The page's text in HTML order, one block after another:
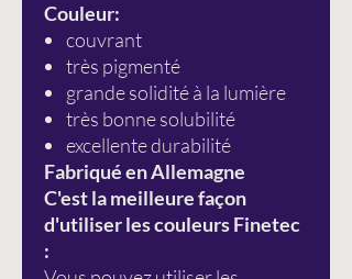
Couleur:
couvrant
très pigmenté
grande solidité à la lumière
très bonne solubilité
excellente durabilité
Fabriqué en Allemagne
C'est la meilleure façon
d'utiliser les couleurs Finetec
: